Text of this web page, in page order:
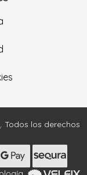
. Todos los derechos